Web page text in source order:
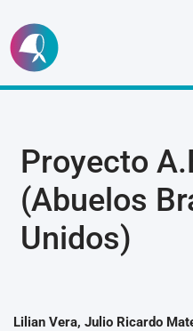
Ir
al
Proyecto
(Abuelos
Unidos)
Lilian Vera, Julio Ricardo